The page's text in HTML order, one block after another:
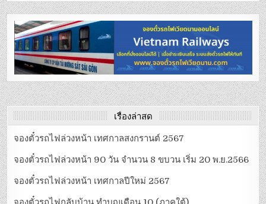
เรื่องล่าสุด
จองตั๋วรถไฟล่วงหน้า เทศกาลสงกรานต์ 2567
จองตั๋วรถไฟล่วงหน้า 90 วัน จำนวน 8 ขบวน เริ่ม 20 พ.ย.2566
จองตั๋วรถไฟล่วงหน้า เทศกาลปีใหม่ 2567